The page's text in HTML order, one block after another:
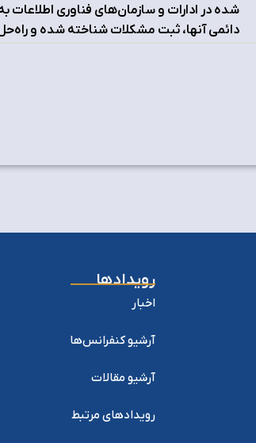
شده در ادارات و سازمان‌های فناوری
دائمی آنها، ثبت مشکلات شناخته‌ شده و
رویدادها
اخبار
آرشیو کنفرانس‌ها
آرشیو مقالات
رویدادهای مرتبط